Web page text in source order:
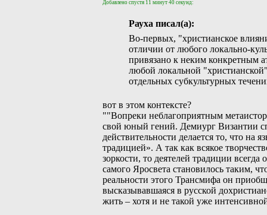
Добавлено спустя 11 минут 40 секунд:
Рауха писал(а):
Во-первых, "христианское
отличии от любого локально-
привязано к неким конкретным
любой локальной
отдельных субкультурных
вот в этом контексте?
""Вопреки неблагоприятным
свой юный гений. Демиург Византии
действительности делается то, что на
традицией». А так как всякое
зоркости, то деятелей традиции
самого Яросвета становилось таким,
реальности этого Трансмифа он
высказывавшаяся в русской
жить – хотя и не такой уже